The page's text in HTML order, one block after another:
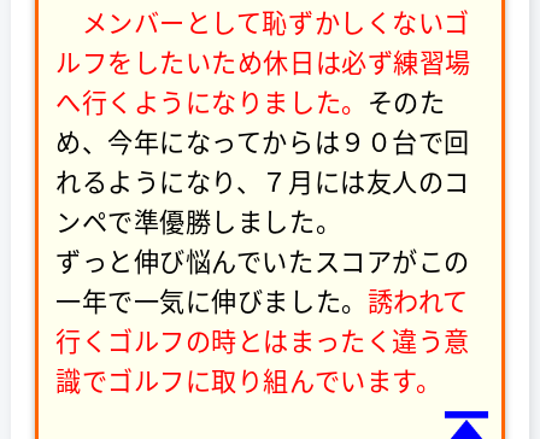
メンバーとして恥ずかしくないゴ
ルフをしたいため休日は必ず練習場
へ行くようになりました。 そのた
め、今年になってからは９０台で回
れるようになり、７月には友人のコ
ンペで準優勝しました。
ずっと伸び悩んでいたスコアがこの
一年で一気に伸びました。 誘われて
行くゴルフの時とはまったく違う意
識でゴルフに取り組んでいます。